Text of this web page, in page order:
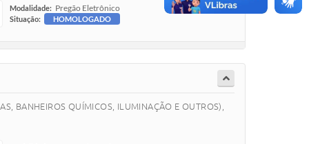
Modalidade: Pregão Eletrônico
Situação: HOMOLOGADO
BANHEIROS QUÍMICOS, ILUMINAÇÃO E OUTROS),